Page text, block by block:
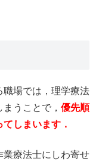
職場では，理学療法
うことで， 優先順
しまいます．
業療法士にしわ寄せ